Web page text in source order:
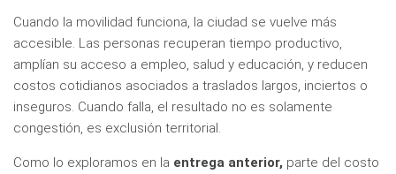
Cuando la movilidad funciona, la ciudad se vuelve más
accesible. Las personas recuperan tiempo productivo,
amplían su acceso a empleo, salud y educación, y reducen
costos cotidianos asociados a traslados largos, inciertos o
inseguros. Cuando falla, el resultado no es solamente
congestión, es exclusión territorial.
Como lo exploramos en la entrega anterior, parte del costo